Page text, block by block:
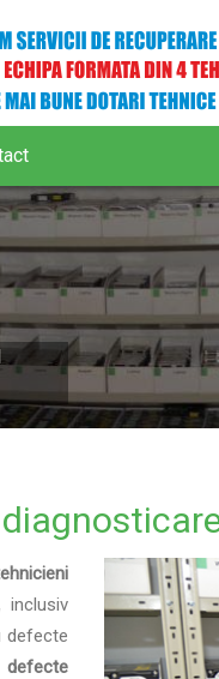
inclusiv
defecte
defecte